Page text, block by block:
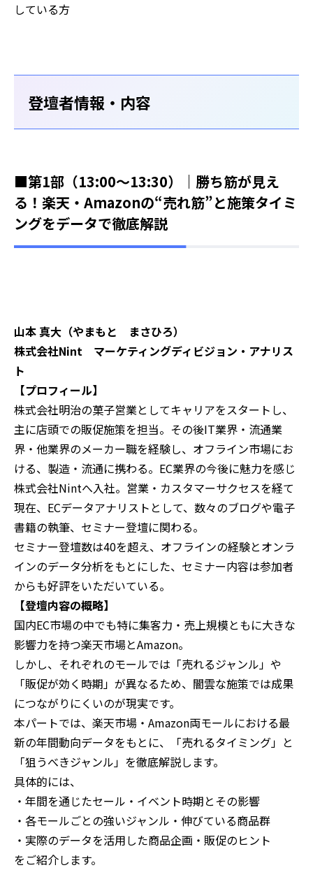
している方
登壇者情報・内容
■第1部（13:00～13:30）｜勝ち筋が見え
る！楽天・Amazonの“売れ筋”と施策タイミ
ングをデータで徹底解説
山本 真大（やまもと まさひろ）
株式会社Nint マーケティングディビジョン・アナリス
ト
【プロフィール】
株式会社明治の菓子営業としてキャリアをスタートし、
主に店頭での販促施策を担当。その後IT業界・流通業
界・他業界のメーカー職を経験し、オフライン市場にお
ける、製造・流通に携わる。EC業界の今後に魅力を感じ
株式会社Nintへ入社。営業・カスタマーサクセスを経て
現在、ECデータアナリストとして、数々のブログや電子
書籍の執筆、セミナー登壇に関わる。
セミナー登壇数は40を超え、オフラインの経験とオンラ
インのデータ分析をもとにした、セミナー内容は参加者
からも好評をいただいている。
【登壇内容の概略】
国内EC市場の中でも特に集客力・売上規模ともに大きな
影響力を持つ楽天市場とAmazon。
しかし、それぞれのモールでは「売れるジャンル」や
「販促が効く時期」が異なるため、闇雲な施策では成果
につながりにくいのが現実です。
本パートでは、楽天市場・Amazon両モールにおける最
新の年間動向データをもとに、「売れるタイミング」と
「狙うべきジャンル」を徹底解説します。
具体的には、
・年間を通じたセール・イベント時期とその影響
・各モールごとの強いジャンル・伸びている商品群
・実際のデータを活用した商品企画・販促のヒント
をご紹介します。